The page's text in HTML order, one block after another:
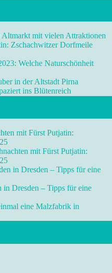
Altmarkt mit vielen Attraktionen
Zschachwitzer Dorfmeile
Welche Naturschönheit
in der Altstadt Pirna
ins Blütenreich
mit Fürst Putjatin:
mit Fürst Putjatin:
in Dresden – Tipps für eine
in Dresden – Tipps für eine
eine Malzfabrik in